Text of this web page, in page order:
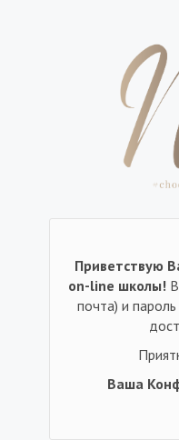
Приветствую
on-line школы!
почта) и
Ваша